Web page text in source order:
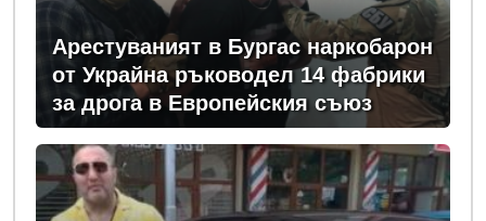
Арестуваният в Бургас наркобарон
от Украйна ръководел 14 фабрики
за дрога в Европейския съюз